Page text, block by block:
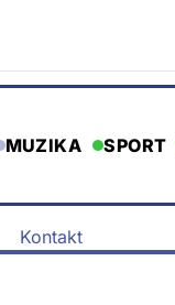
MUZIKA SPORT
Kontakt